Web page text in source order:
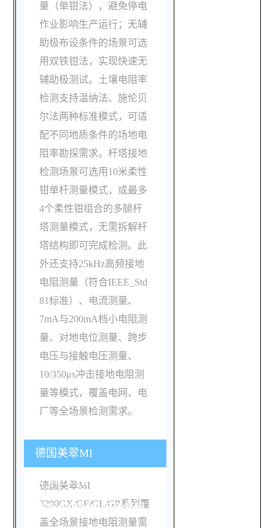
量（单钳法），避免停电
作业影响生产运行；无辅
助极布设条件的场景可选
用双铁钳法，实现快速无
辅助极测试。土壤电阻率
检测支持温纳法、施伦贝
尔法两种标准模式，可适
配不同地质条件的场地电
阻率勘探需求。杆塔接地
检测场景可选用10米柔性
钳单杆测量模式，或最多
4个柔性钳组合的多腿杆
塔测量模式，无需拆解杆
塔结构即可完成检测。此
外还支持25kHz高频接地
电阻测量（符合IEEE_Std
81标准）、电流测量、
7mA与200mA档小电阻测
量、对地电位测量、跨步
电压与接触电压测量、
10/350μs冲击接地电阻测
量等模式，覆盖电网、电
厂等全场景检测需求。
德国美翠MI
3290GX/GF/GL/GP系列支
持哪些接地电阻测量模
德国美翠MI
3290GX/GF/GL/GP系列覆
盖全场景接地电阻测量需